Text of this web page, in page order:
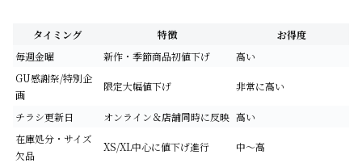
タイミング 特徴
お得度
毎週金曜
新作・季節商品初値下げ
高い
GU感謝祭/特別企
画
限定大幅値下げ 非常に高い
チラシ更新日 オンライン＆店舗同時に反映 高い
在庫処分・サイズ
欠品
XS/XL中心に値下げ進行 中～高